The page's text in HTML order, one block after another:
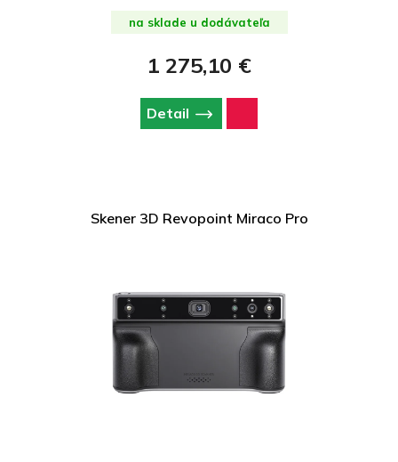
mm + 0,04 mm × L (m). Vyniká tiež rýchlosťou snímania až 1 500
000 bodov za sekundu. Vďaka tomu všetkému je model MetroY
na sklade u dodávateľa
1 275,10 €
Detail
Skener 3D Revopoint Miraco Pro